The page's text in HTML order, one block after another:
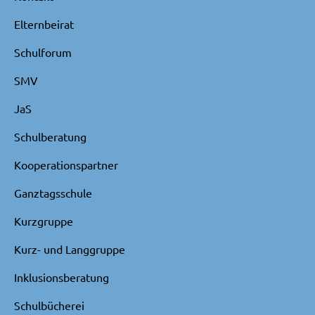
Elternbeirat
Schulforum
SMV
JaS
Schulberatung
Kooperationspartner
Ganztagsschule
Kurzgruppe
Kurz- und Langgruppe
Inklusionsberatung
Schulbücherei